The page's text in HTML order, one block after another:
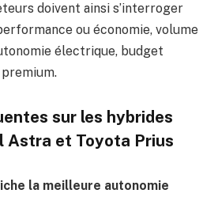
doivent ainsi s’interroger
ou économie, volume
électrique, budget
sur les hybrides
Astra et Toyota Prius
la meilleure autonomie